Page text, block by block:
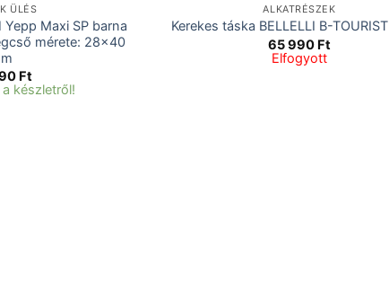
ÜLÉS
Maxi SP barna
mérete: 28×40
Ft
készletről!
ALKATRÉSZEK
Kerekes táska BELLELLI B-
65 990 Ft
Elfogyott